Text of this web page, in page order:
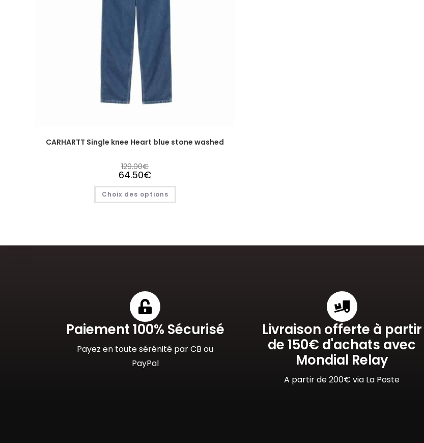
CARHARTT Single knee Heart blue stone washed
129.00€
64.50€
Choix des options
Paiement 100% Sécurisé
Payez en toute sérénité par CB ou
PayPal
Livraison offerte à partir
de 150€ d'achats avec
Mondial Relay
A partir de 200€ via La Poste